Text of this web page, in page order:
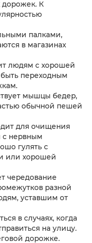
дорожек. К
палками,
в магазинах
людям с хорошей
переходным
мышцы бедер,
обычной пешей
для очищения
с нервным
гулять с
или хорошей
чередование
разной
уставшим от
в случаях, когда
на улицу.
дорожке.